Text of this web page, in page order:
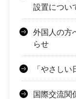
設置につい
外国人の方
らせ
「やさし
国際交流関